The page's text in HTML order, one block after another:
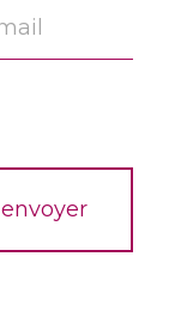
envoyer